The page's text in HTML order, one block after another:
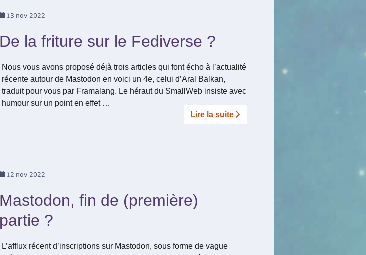
13 nov 2022
De la friture sur le Fediverse ?
Nous vous avons proposé déjà trois articles qui font écho à l’actualité
récente autour de Mastodon en voici un 4e, celui d’Aral Balkan,
traduit pour vous par Framalang. Le héraut du SmallWeb insiste avec
humour sur un point en effet …
Lire la suite­­
12 nov 2022
Mastodon, fin de (première)
partie ?
L’afflux récent d’inscriptions sur Mastodon, sous forme de vague